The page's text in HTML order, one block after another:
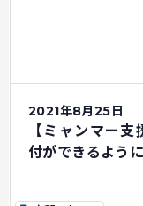
2021年8月25日
【ミャンマー
付ができるよう